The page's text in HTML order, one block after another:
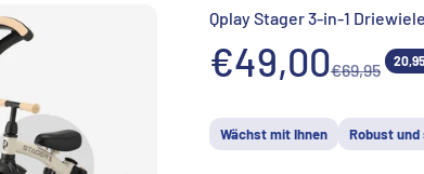
Qplay Stager 3-in-1
€49,00Normale
€69,95
Wächst mit Ihnen Robust